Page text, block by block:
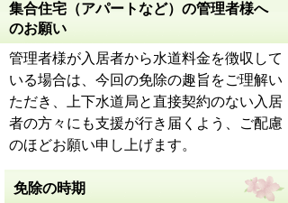
集合住宅（アパートなど）の管理者様へ
のお願い
管理者様が入居者から水道料金を徴収して
いる場合は、今回の免除の趣旨をご理解い
ただき、上下水道局と直接契約のない入居
者の方々にも支援が行き届くよう、ご配慮
のほどお願い申し上げます。
免除の時期